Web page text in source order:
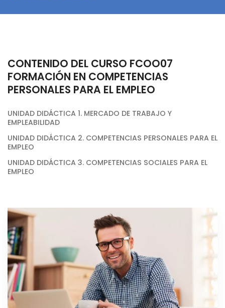
CONTENIDO DEL CURSO FCOO07
FORMACIÓN EN COMPETENCIAS
PERSONALES PARA EL EMPLEO
UNIDAD DIDÁCTICA 1. MERCADO DE TRABAJO Y
EMPLEABILIDAD
UNIDAD DIDÁCTICA 2. COMPETENCIAS PERSONALES PARA EL
EMPLEO
UNIDAD DIDÁCTICA 3. COMPETENCIAS SOCIALES PARA EL
EMPLEO